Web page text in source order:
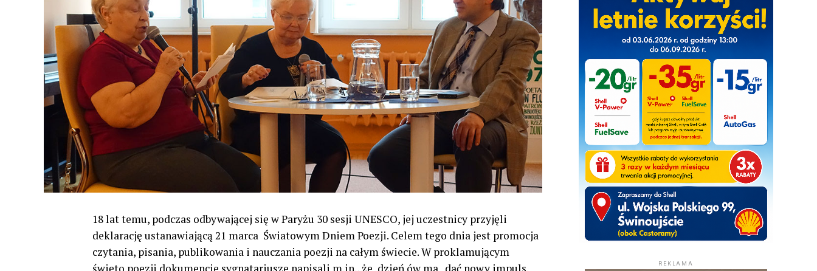
18 lat temu, podczas odbywającej się w Paryżu 30 sesji UNESCO, jej uczestnicy przyjęli
deklarację ustanawiającą 21 marca Światowym Dniem Poezji. Celem tego dnia jest promocja
czytania, pisania, publikowania i nauczania poezji na całym świecie. W proklamującym
REKLAMA